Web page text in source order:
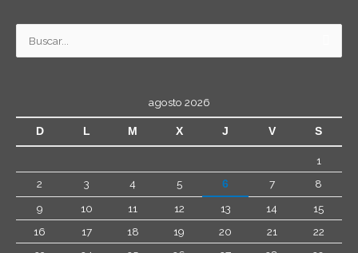
Buscar
agosto 2026
D L M X J V S
1
2
3 4 5 6 7
8
9
10 11 12 13 14
15
16
17 18 19 20 21
22